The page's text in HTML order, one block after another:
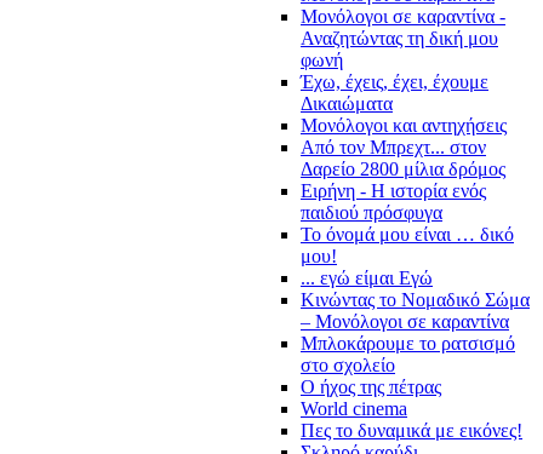
Μονόλογοι σε καραντίνα -
Αναζητώντας τη δική μου
φωνή
Έχω, έχεις, έχει, έχουμε
Δικαιώματα
Μονόλογοι και αντηχήσεις
Από τον Μπρεχτ... στον
Δαρείο 2800 μίλια δρόμος
Ειρήνη - Η ιστορία ενός
παιδιού πρόσφυγα
Το όνομά μου είναι … δικό
μου!
... εγώ είμαι Εγώ
Κινώντας το Νομαδικό Σώμα
– Μονόλογοι σε καραντίνα
Μπλοκάρουμε το ρατσισμό
στο σχολείο
Ο ήχος της πέτρας
World cinema
Πες το δυναμικά με εικόνες!